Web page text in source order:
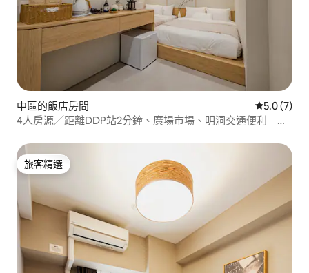
中區的飯店房間 從 7 則評
5.0 (7)
4人房源／距離DDP站2分鐘、廣場市場、明洞交通便利｜有
旅客精選
旅客精選